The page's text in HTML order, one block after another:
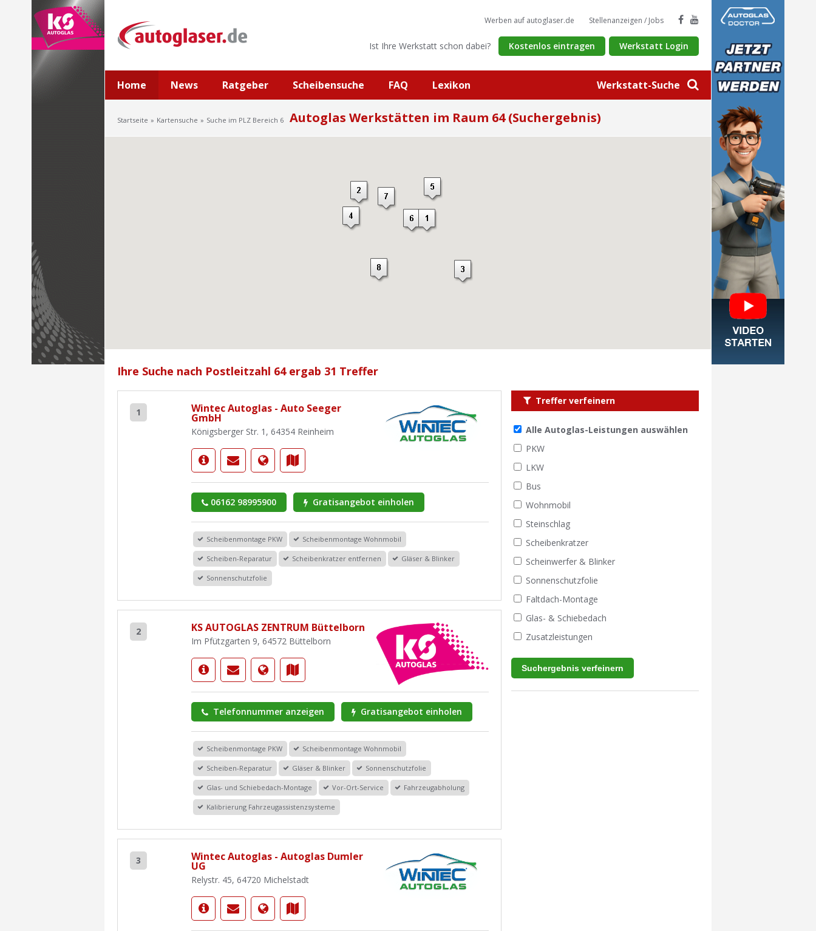
Werkstatt-Suche
Werben auf autoglaser.de Stellenanzeigen / Jobs
Ist Ihre Werkstatt schon dabei? Kostenlos eintragen Werkstatt Login
Home News Ratgeber Scheibensuche FAQ Lexikon
Startseite Kartensuche Suche im PLZ Bereich 6 Autoglas Werkstätten im Raum 64 (Suchergebnis)
Ihre Suche nach Postleitzahl 64 ergab 31 Treffer
1 Wintec Autoglas - Auto Seeger
GmbH
Königsberger Str. 1, 64354 Reinheim
06162 98995900 Gratisangebot einholen
Scheibenmontage PKW Scheibenmontage Wohnmobil
Scheiben-Reparatur Scheibenkratzer entfernen Gläser & Blinker
Sonnenschutzfolie
2 KS AUTOGLAS ZENTRUM Büttelborn
Im Pfützgarten 9, 64572 Büttelborn
Telefonnummer anzeigen Gratisangebot einholen
Scheibenmontage PKW Scheibenmontage Wohnmobil
Scheiben-Reparatur Gläser & Blinker Sonnenschutzfolie
Glas- und Schiebedach-Montage Vor-Ort-Service Fahrzeugabholung
Kalibrierung Fahrzeugassistenzsysteme
3 Wintec Autoglas - Autoglas Dumler
UG
Relystr. 45, 64720 Michelstadt
Treffer verfeinern
Alle Autoglas-Leistungen auswählen
PKW
LKW
Bus
Wohnmobil
Steinschlag
Scheibenkratzer
Scheinwerfer & Blinker
Sonnenschutzfolie
Faltdach-Montage
Glas- & Schiebedach
Zusatzleistungen